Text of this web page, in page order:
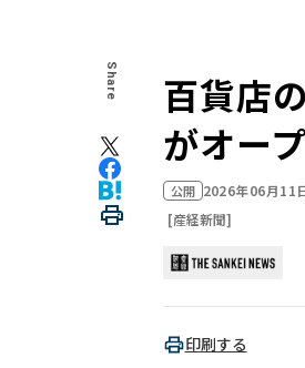
Share
百貨店
がオー
公開 2026年06月11
[産経新聞]
印刷する